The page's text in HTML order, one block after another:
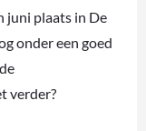
juni plaats in De
onder een goed
verder?